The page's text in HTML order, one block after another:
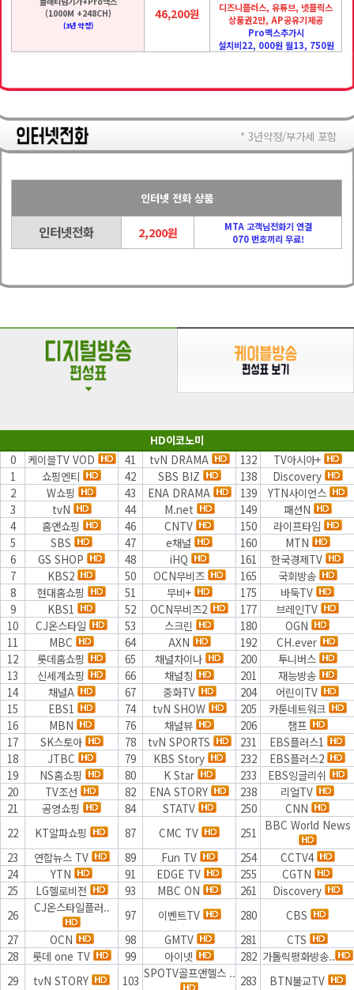
(1000M +248CH)
(3년 약정)
46,200원
디즈니플러스, 유튜브, 넷플릭스
상품권2만, AP공유기제공
Pro맥스추가시
설치비22, 000원 월13, 750원
* 3년약정/부가세 포함
인터넷 전화 상품
인터넷전화 2,200원
MTA 고객님전화기 연결
070 번호끼리 무료!
HD이코노미
0
케이블TV VOD 41 tvN DRAMA 132
TV아시아+
1
쇼핑엔티 42 SBS BIZ 138
Discovery
2
W쇼핑 43 ENA DRAMA 139
YTN사이언스
3
tvN 44 M.net 149
패션N
4
홈앤쇼핑 46 CNTV 150
라이프타임
5
SBS 47 e채널 160
MTN
6
GS SHOP 48 iHQ 161
한국경제TV
7
KBS2 50 OCN무비즈 165
국회방송
8
현대홈쇼핑 51 무비+ 175
바둑TV
9
KBS1 52 OCN무비즈2 177
브레인TV
10
CJ온스타일 53 스크린 180
OGN
11
MBC 64 AXN 192
CH.ever
12
롯데홈쇼핑 65 채널차이나 200
투니버스
13
신세계쇼핑 66 채널칭 201
재능방송
14
채널A 67 중화TV 204
어린이TV
15
EBS1 74 tvN SHOW 205
카툰네트워크
16
MBN 76 채널뷰 206
챔프
17
SK스토아 78 tvN SPORTS 231
EBS플러스1
18
JTBC 79 KBS Story 232
EBS플러스2
19
NS홈쇼핑 80 K Star 233
EBS잉글리쉬
20
TV조선 82 ENA STORY 238
리얼TV
21
공영쇼핑 84 STATV 250
CNN
22
KT알파쇼핑 87 CMC TV 251 BBC World News
23 연합뉴스 TV 89 Fun TV 254
CCTV4
24
YTN 91 EDGE TV 255
CGTN
25
LG헬로비전 93 MBC ON 261
Discovery
26
CJ온스타일플러.. 97 이벤트TV 280
CBS
27
OCN 98 GMTV 281
CTS
28
롯데 one TV 99 아이넷 282 가톨릭평화방송..
29
tvN STORY 103 SPOTV골프앤헬스 .. 283
BTN불교TV